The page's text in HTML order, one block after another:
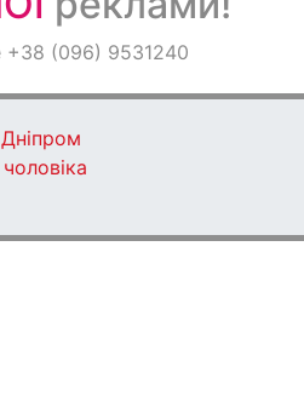
+38 (096) 9531240